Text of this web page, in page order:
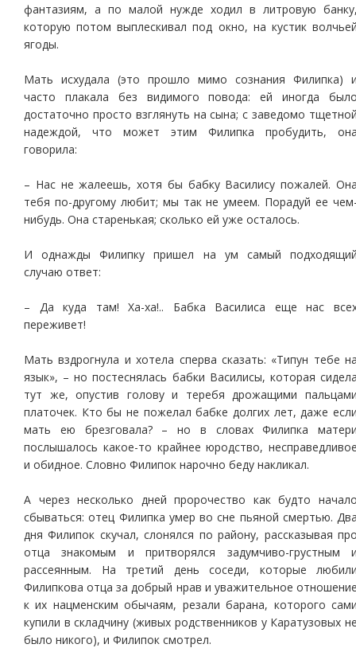
фантазиям, а по малой нужде ходил в литровую
которую потом выплескивал под окно, на кустик
ягоды.
Мать исхудала (это прошло мимо сознания Филипка)
часто плакала без видимого повода: ей иногда
достаточно просто взглянуть на сына; с заведомо
надеждой, что может этим Филипка пробудить,
говорила:
– Нас не жалеешь, хотя бы бабку Василису пожалей.
тебя по-другому любит; мы так не умеем. Порадуй ее
нибудь. Она старенькая; сколько ей уже осталось.
И однажды Филипку пришел на ум самый
случаю ответ:
– Да куда там! Ха-ха!.. Бабка Василиса еще нас
переживет!
Мать вздрогнула и хотела сперва сказать: «Типун тебе
язык», – но постеснялась бабки Василисы, которая
тут же, опустив голову и теребя дрожащими
платочек. Кто бы не пожелал бабке долгих лет, даже
мать ею брезговала? – но в словах Филипка
послышалось какое-то крайнее юродство,
и обидное. Словно Филипок нарочно беду накликал.
А через несколько дней пророчество как будто
сбываться: отец Филипка умер во сне пьяной смертью.
дня Филипок скучал, слонялся по району, рассказывая
отца знакомым и притворялся задумчиво-грустным
рассеянным. На третий день соседи, которые
Филипкова отца за добрый нрав и уважительное
к их нацменским обычаям, резали барана, которого
купили в складчину (живых родственников у Каратузовых
было никого), и Филипок смотрел.